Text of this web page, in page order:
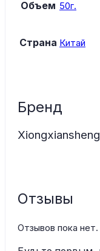
Объем 50г.
Страна Китай
Бренд
Xiongxiansheng
Отзывы
Отзывов пока нет.